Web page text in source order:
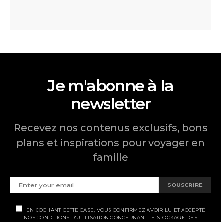
Je m'abonne à la
newsletter
Recevez nos contenus exclusifs, bons
plans et inspirations pour voyager en
famille
SOUSCRIRE
EN COCHANT CETTE CASE, VOUS CONFIRMEZ AVOIR LU ET ACCEPTÉ
NOS CONDITIONS D'UTILISATION CONCERNANT LE STOCKAGE DES